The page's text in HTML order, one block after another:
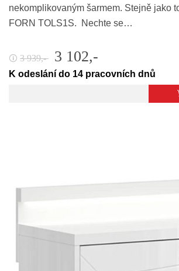
nekomplikovaným šarmem. Stejně jako
FORN TOLS1S. Nechte se…
🛈 3 939,- 3 102,-
K odeslání do 14 pracovních dnů